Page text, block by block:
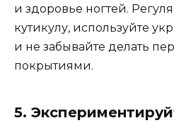
и здоровье ногтей.
кутикулу, используйте
и не забывайте делать
покрытиями.
5.